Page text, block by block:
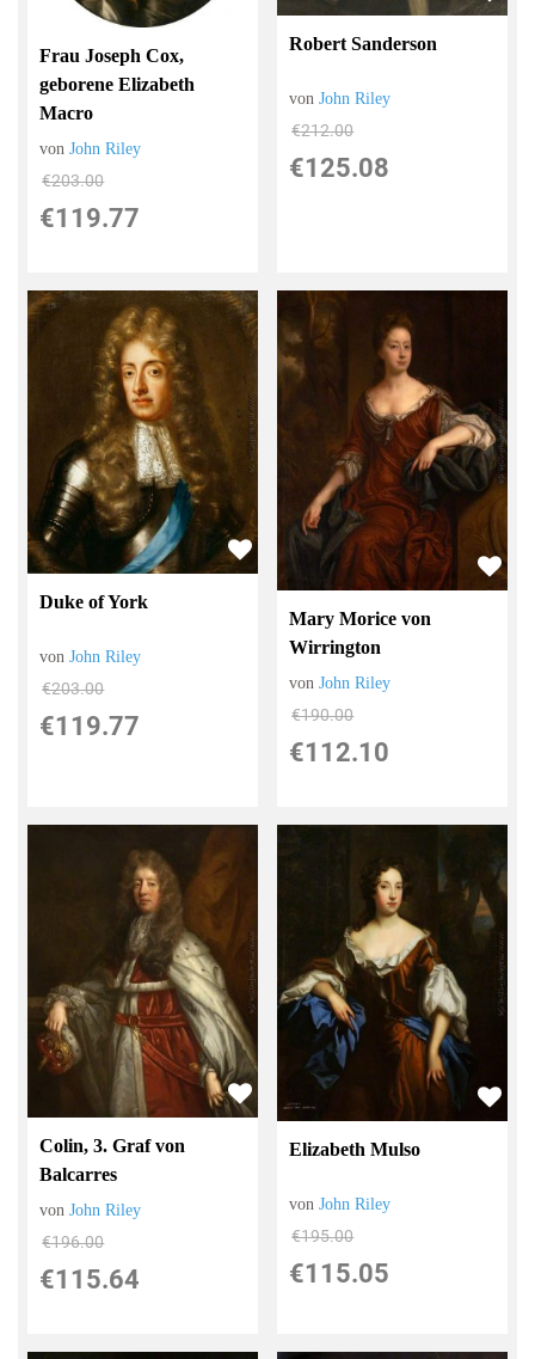
Frau Joseph Cox,
geborene Elizabeth
Macro
vonJohn Riley
€203.00
€119.77
Robert Sanderson
vonJohn Riley
€212.00
€125.08
Duke of York
vonJohn Riley
€203.00
€119.77
Mary Morice von
Wirrington
vonJohn Riley
€190.00
€112.10
Colin, 3. Graf von
Balcarres
vonJohn Riley
€196.00
€115.64
Elizabeth Mulso
vonJohn Riley
€195.00
€115.05